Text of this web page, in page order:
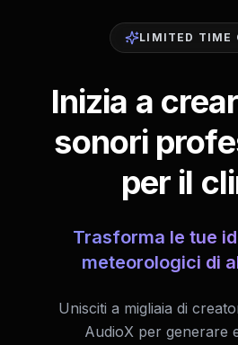
LIMITED TIME
Inizia a
sonori
per il
Trasforma le tue
meteorologici di
Unisciti a migliaia di
AudioX per generare